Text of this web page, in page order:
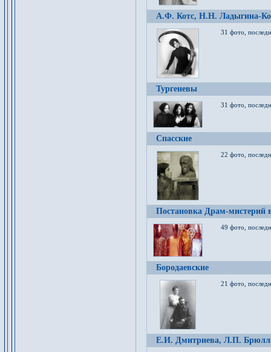
А.Ф. Котс, Н.Н. Ладыгина-
31 фото,
Тургеневы
31 фото,
Спасские
22 фото,
Постановка Драм-мистерий
49 фото,
Бородаевские
21 фото,
Е.И. Дмитриева, Л.П.